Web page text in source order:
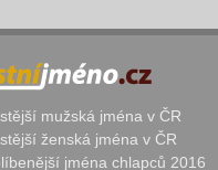
mužská jména v ČR
ženská jména v ČR
jména chlapců 2016